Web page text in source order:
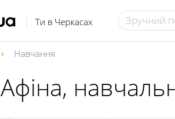
Ти в Черкасах
Навчання
Афіна,